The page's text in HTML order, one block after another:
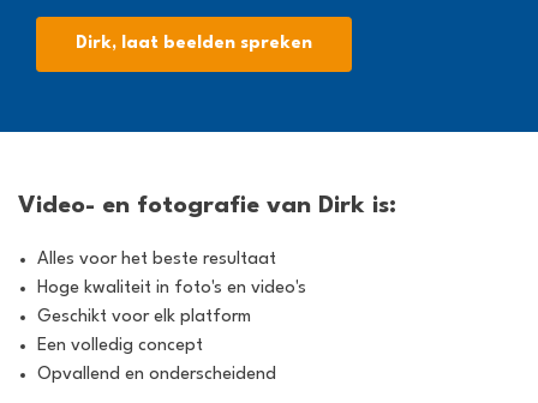
Dirk, laat beelden spreken
Video- en fotografie van Dirk is:
Alles voor het beste resultaat
Hoge kwaliteit in foto's en video's
Geschikt voor elk platform
Een volledig concept
Opvallend en onderscheidend